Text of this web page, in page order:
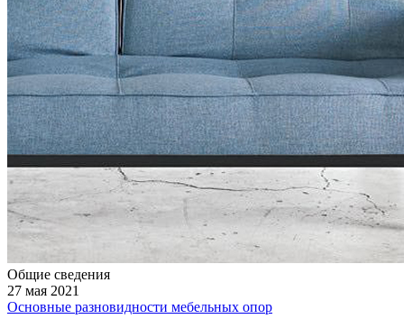
Общие сведения
27 мая 2021
Основные разновидности мебельных опор